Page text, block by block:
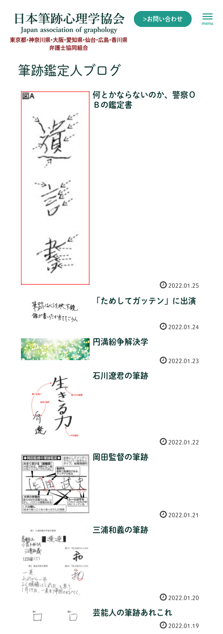
>お問い合わせ
menu
筆跡鑑定人ブログ
何とかならないのか、警察Ｏ
Ｂの鑑定書
2022.01.25
「ためしてガッテン」に出演
2022.01.24
円満紛争解決学
2022.01.23
石川遼君の筆跡
2022.01.22
岡田監督の筆跡
2022.01.21
三浦和義の筆跡
2022.01.20
芸能人の筆跡あれこれ
2022.01.19